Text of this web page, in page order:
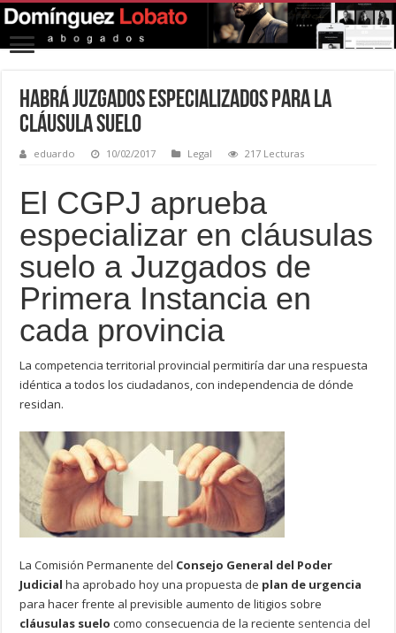
Habrá Juzgados especializados para la
cláusula suelo
eduardo 10/02/2017 Legal 217 Lecturas
El CGPJ aprueba
especializar en cláusulas
suelo a Juzgados de
Primera Instancia en
cada provincia
La competencia territorial provincial permitiría dar una respuesta
idéntica a todos los ciudadanos, con independencia de dónde
residan.
La Comisión Permanente del Consejo General del Poder
Judicial ha aprobado hoy una propuesta de plan de urgencia
para hacer frente al previsible aumento de litigios sobre
cláusulas suelo como consecuencia de la reciente sentencia del